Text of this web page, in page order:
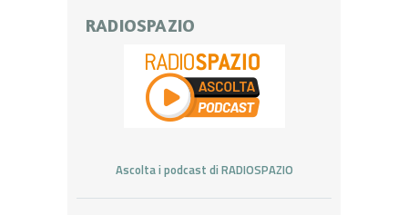
RADIOSPAZIO
Ascolta i podcast di RADIOSPAZIO